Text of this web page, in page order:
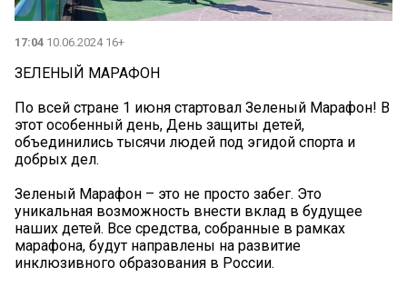
17:04 10.06.2024 16+
ЗЕЛЕНЫЙ МАРАФОН
По всей стране 1 июня стартовал Зеленый Марафон! В
этот особенный день, День защиты детей,
объединились тысячи людей под эгидой спорта и
добрых дел.
Зеленый Марафон – это не просто забег. Это
уникальная возможность внести вклад в будущее
наших детей. Все средства, собранные в рамках
марафона, будут направлены на развитие
инклюзивного образования в России.